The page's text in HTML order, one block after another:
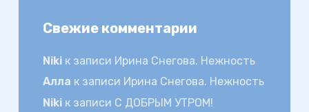
Свежие комментарии
Nikiк записи Ирина Снегова. Нежность
Алла к записи Ирина Снегова. Нежность
Nikiк записи С ДОБРЫМ УТРОМ!